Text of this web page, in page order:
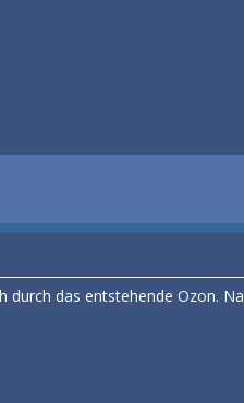
das entstehende Ozon.